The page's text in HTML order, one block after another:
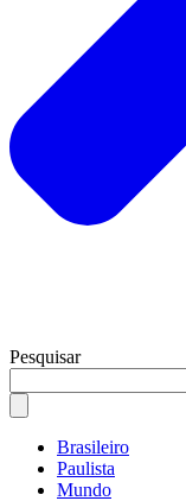
Pesquisar
Brasileiro
Paulista
Mundo